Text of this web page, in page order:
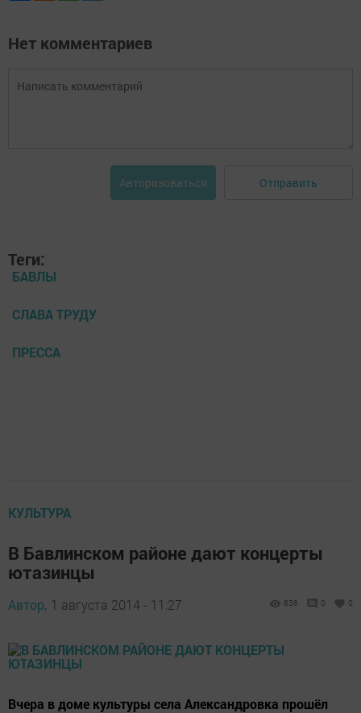
Нет комментариев
Авторизоваться Отправить
Теги:
БАВЛЫ
СЛАВА ТРУДУ
ПРЕССА
КУЛЬТУРА
В Бавлинском районе дают концерты
ютазинцы
Автор, 1 августа 2014 - 11:27 836 0 0
Вчера в доме культуры села Александровка прошёл